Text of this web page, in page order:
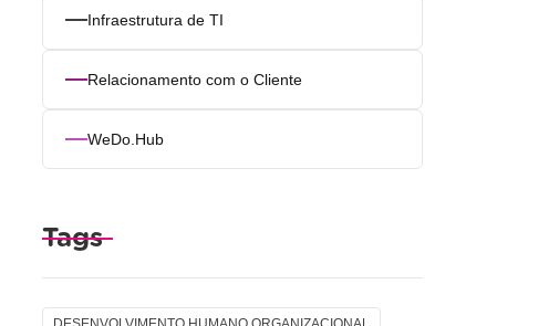
Infraestrutura de TI
Relacionamento com o Cliente
WeDo.Hub
Tags